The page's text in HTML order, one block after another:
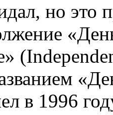
но это
в 1996